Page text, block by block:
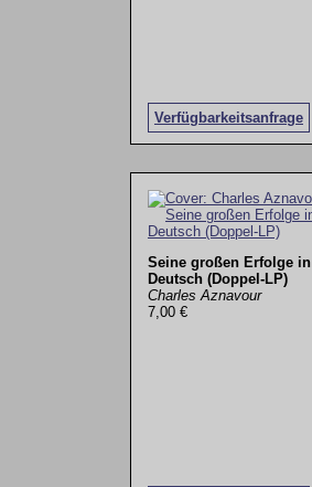
Verfügbarkeitsanfrage
Seine großen Erfolge in
Deutsch (Doppel-LP)
Charles Aznavour
7,00 €